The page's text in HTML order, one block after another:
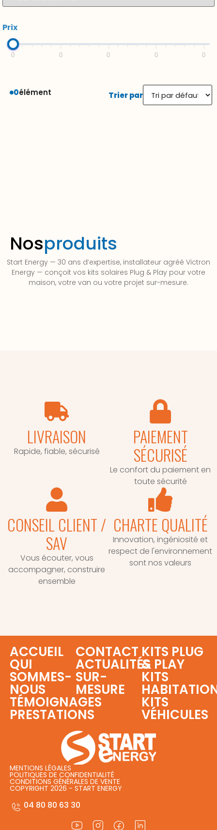
Prix
0 0 0 0 0
0élément Trier par
Nosproduits
Start Energy — 30 ans d’expertise, installateur agréé Victron
Energy — conçoit vos kits solaires Plug & Play pour votre
maison, votre van ou votre projet sur-mesure.
LIVRAISON
Rapide, fiable, sécurisé
PAIEMENT
SÉCURISÉ
Le confort du paiement en
toute sécurité
CONSEIL CLIENT /
SAV
Vous écouter, vous
accompagner, construire
ensemble
CHARTE QUALITÉ
Innovation, ingéniosité et
respect de l'environnement
sont nos valeurs
MENTIONS LÉGALES
POLITIQUES DE CONFIDENTIALITÉ
CONDITIONS GÉNÉRALES DE VENTE
COPYRIGHT 2026 - START ENERGY
ACCUEIL
QUI
SOMMES-
NOUS
TÉMOIGNAGES
PRESTATIONS
CONTACT
ACTUALITÉS
SUR-
MESURE
KITS PLUG
& PLAY
KITS
KITS
VÉHICULES
04 80 80 63 30